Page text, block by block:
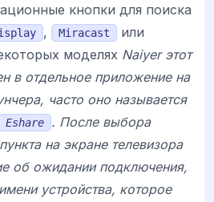
кнопки для поиска
, Miracast или
моделях Naiyer этот
в отдельное приложение на
часто оно называется
Eshare
. После выбора
на экране телевизора
об ожидании подключения,
устройства, которое